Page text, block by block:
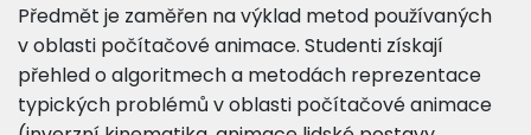
Předmět je zaměřen na výklad metod používaných
v oblasti počítačové animace. Studenti získají
přehled o algoritmech a metodách reprezentace
typických problémů v oblasti počítačové animace